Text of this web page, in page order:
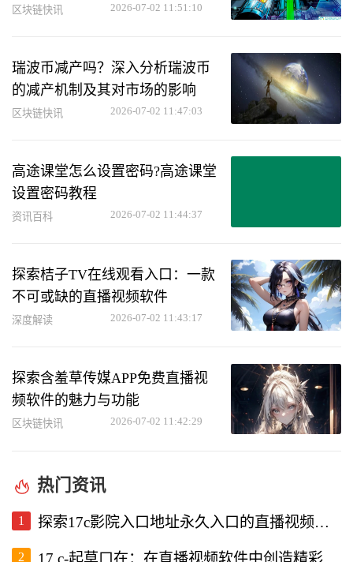
区块链快讯 2026-07-02 11:51:10
瑞波币减产吗？深入分析瑞波币
的减产机制及其对市场的影响
区块链快讯 2026-07-02 11:47:03
高途课堂怎么设置密码?高途课堂
设置密码教程
资讯百科 2026-07-02 11:44:37
探索桔子TV在线观看入口：一款
不可或缺的直播视频软件
深度解读 2026-07-02 11:43:17
探索含羞草传媒APP免费直播视
频软件的魅力与功能
区块链快讯 2026-07-02 11:42:29
热门资讯
1 探索17c影院入口地址永久入口的直播视频软件使用体验
2 17.c-起草口在：在直播视频软件中创造精彩内容的新机遇